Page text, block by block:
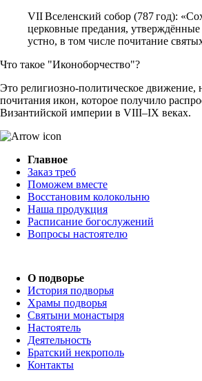
VII Вселенский собор (787 год):
церковные предания,
устно, в том числе почитание
Что такое "Иконоборчество"?
Это религиозно‑политическое движение,
почитания икон, которое получило
Византийской империи в VIII–IX веках.
Главное
Заказ треб
Поможем вместе
Восстановим колокольню
Наша продукция
Расписание богослужений
Вопросы настоятелю
О подворье
История подворья
Храмы подворья
Святыни монастыря
Настоятель
Деятельность
Братский некрополь
Контакты